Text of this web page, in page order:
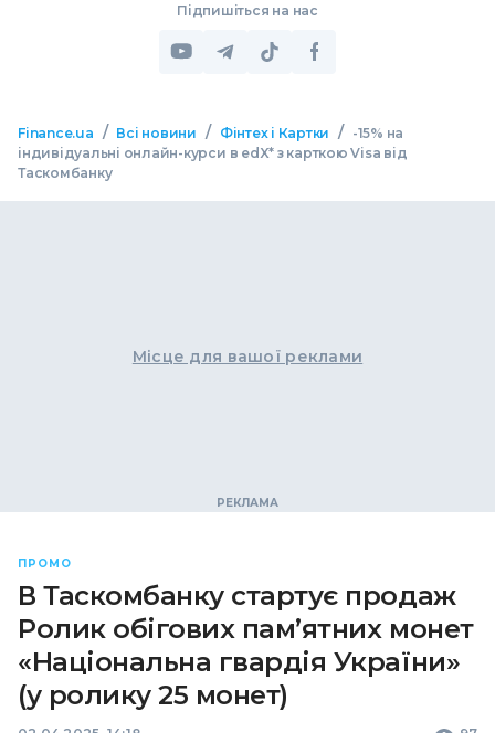
Підпишіться на нас
Finance.ua / Всі новини / Фінтех і Картки /
-15% на
індивідуальні онлайн-курси в edX* з карткою Visa від
Таскомбанку
Місце для вашої реклами
ПРОМО
В Таскомбанку стартує продаж
Ролик обігових пам’ятних монет
«Національна гвардія України»
(у ролику 25 монет)